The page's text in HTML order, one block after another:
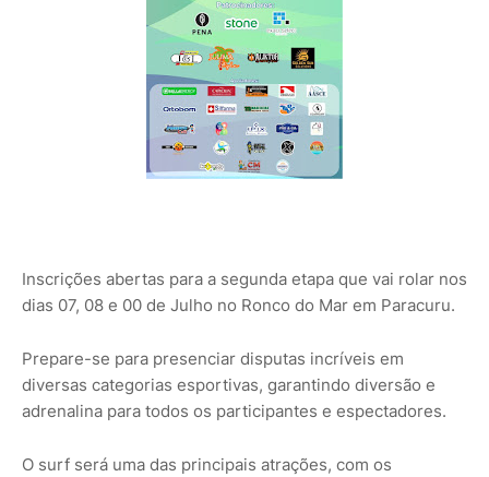
Inscrições abertas para a segunda etapa que vai rolar nos
dias 07, 08 e 00 de Julho no Ronco do Mar em Paracuru.
Prepare-se para presenciar disputas incríveis em
diversas categorias esportivas, garantindo diversão e
adrenalina para todos os participantes e espectadores.
O surf será uma das principais atrações, com os